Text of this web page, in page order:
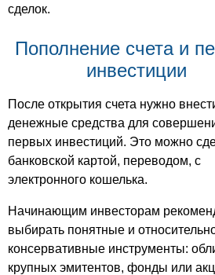
сделок.
Пополнение счета и
инвестиции
После открытия счета нужно
денежные средства для
первых инвестиций. Это можно
банковской картой, переводом, с
электронного кошелька.
Начинающим инвесторам
выбирать понятные и
консервативные инструменты:
крупных эмитентов, фонды или